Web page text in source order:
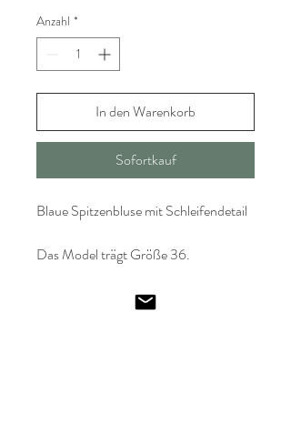
Anzahl *
In den Warenkorb
Sofortkauf
Blaue Spitzenbluse mit Schleifendetail
Das Model trägt Größe 36.